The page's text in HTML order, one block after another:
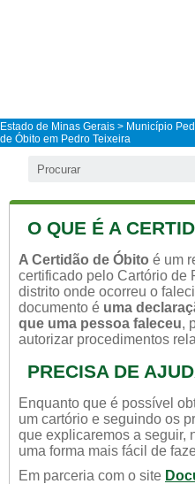
Estado de Minas Gerais > Município
de Óbito em Pedro Teixeira
O QUE É A
A Certidão de Óbito é um
certificado pelo Cartório de
distrito onde ocorreu o
documento é uma
que uma pessoa faleceu,
autorizar procedimentos
PRECISA DE
Enquanto que é possível
um cartório e seguindo os
que explicaremos a seguir,
uma forma mais fácil de
Em parceria com o site